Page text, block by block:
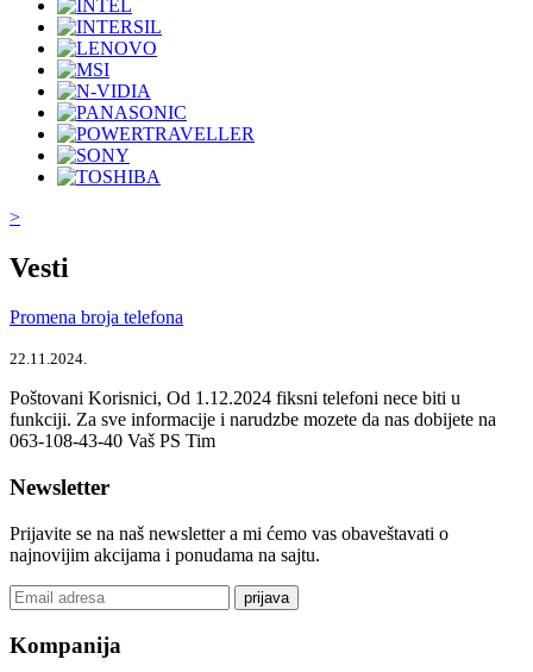
>
Vesti
Promena broja telefona
22.11.2024.
Poštovani Korisnici, Od 1.12.2024 fiksni telefoni nece biti u
funkciji. Za sve informacije i narudzbe mozete da nas dobijete na
063-108-43-40 Vaš PS Tim
Newsletter
Prijavite se na naš newsletter a mi ćemo vas obaveštavati o
najnovijim akcijama i ponudama na sajtu.
prijava
Kompanija